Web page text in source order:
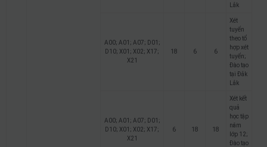
Lắk
A00; A01; A07; D01;
D10; X01; X02; X17;
X21
18 6 6
Xét
tuyển
theo tổ
hợp xét
tuyển;
Đào tạo
tại Đắk
Lắk
A00; A01; A07; D01;
D10; X01; X02; X17;
X21
6 18 18
Xét kết
quả
học tập
năm
lớp 12;
Đào tạo